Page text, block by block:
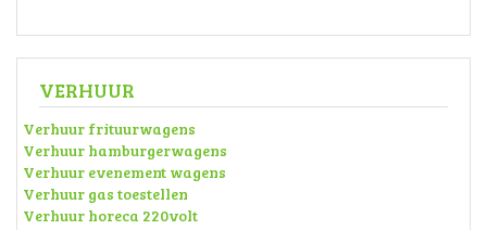
VERHUUR
Verhuur frituurwagens
Verhuur hamburgerwagens
Verhuur evenement wagens
Verhuur gas toestellen
Verhuur horeca 220volt